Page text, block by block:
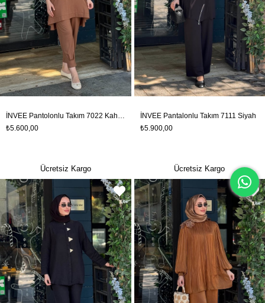
₺5.600,00
Ücretsiz Kargo
İNVEE Pantalonlu Takım 7111 Siyah
₺5.900,00
Ücretsiz Kargo